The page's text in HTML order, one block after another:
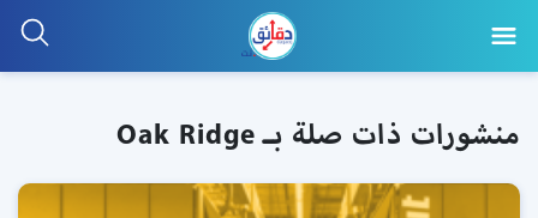
منشورات ذات صلة بـ Oak Ridge